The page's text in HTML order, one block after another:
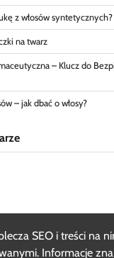
SEO i treści na
Informacje
z włosów syntetycznych?
na twarz
– Klucz do
– jak dbać o włosy?